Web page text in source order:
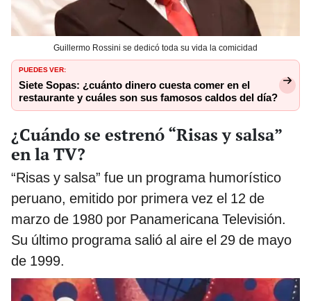
Guillermo Rossini se dedicó toda su vida la comicidad
PUEDES VER:
Siete Sopas: ¿cuánto dinero cuesta comer en el
restaurante y cuáles son sus famosos caldos del día?
¿Cuándo se estrenó “Risas y salsa”
en la TV?
“Risas y salsa” fue un programa humorístico
peruano, emitido por primera vez el 12 de
marzo de 1980 por Panamericana Televisión.
Su último programa salió al aire el 29 de mayo
de 1999.